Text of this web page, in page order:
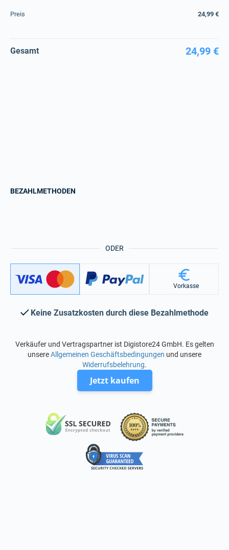
Preis 24,99 €
Gesamt 24,99 €
ODER
BEZAHLMETHODEN
Vorkasse
Keine Zusatzkosten durch diese Bezahlmethode
Verkäufer und Vertragspartner ist Digistore24 GmbH. Es gelten
unsereAllgemeinen Geschäftsbedingungen und unsere
Widerrufsbelehrung.
Jetzt kaufen